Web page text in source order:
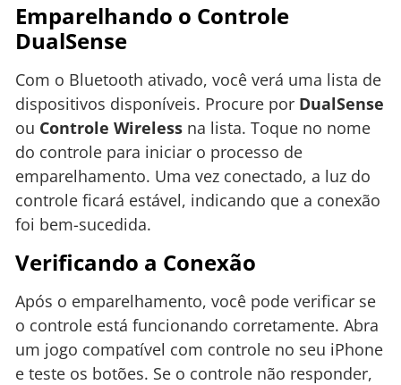
Emparelhando o Controle
DualSense
Com o Bluetooth ativado, você verá uma lista de
dispositivos disponíveis. Procure por DualSense
ou Controle Wireless na lista. Toque no nome
do controle para iniciar o processo de
emparelhamento. Uma vez conectado, a luz do
controle ficará estável, indicando que a conexão
foi bem-sucedida.
Verificando a Conexão
Após o emparelhamento, você pode verificar se
o controle está funcionando corretamente. Abra
um jogo compatível com controle no seu iPhone
e teste os botões. Se o controle não responder,